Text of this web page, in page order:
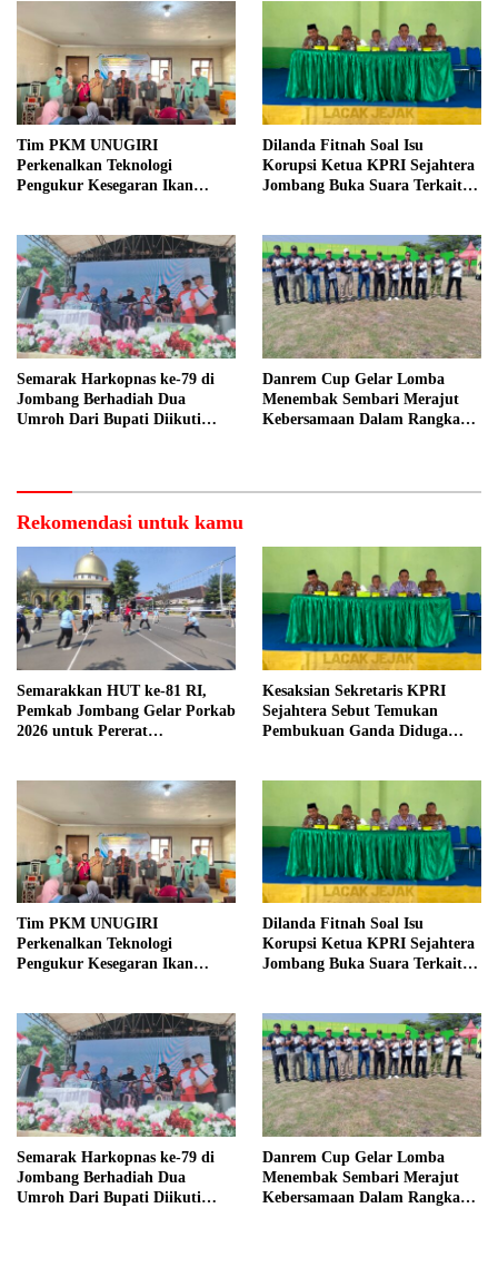
Tim PKM UNUGIRI
Perkenalkan Teknologi
Pengukur Kesegaran Ikan
Dilanda Fitnah Soal Isu
Korupsi Ketua KPRI Sejahtera
Jombang Buka Suara Terkait
Semarak Harkopnas ke-79 di
Jombang Berhadiah Dua
Umroh Dari Bupati Diikuti
Danrem Cup Gelar Lomba
Menembak Sembari Merajut
Kebersamaan Dalam Rangka
Rekomendasi untuk kamu
Semarakkan HUT ke-81 RI,
Pemkab Jombang Gelar Porkab
2026 untuk Pererat
Kesaksian Sekretaris KPRI
Sejahtera Sebut Temukan
Pembukuan Ganda Diduga
Tim PKM UNUGIRI
Perkenalkan Teknologi
Pengukur Kesegaran Ikan
Dilanda Fitnah Soal Isu
Korupsi Ketua KPRI Sejahtera
Jombang Buka Suara Terkait
Semarak Harkopnas ke-79 di
Jombang Berhadiah Dua
Umroh Dari Bupati Diikuti
Danrem Cup Gelar Lomba
Menembak Sembari Merajut
Kebersamaan Dalam Rangka